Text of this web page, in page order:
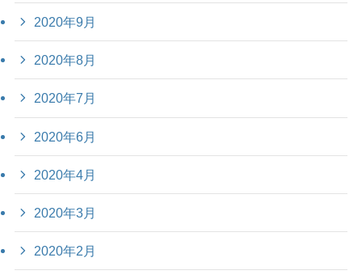
2020年9月
2020年8月
2020年7月
2020年6月
2020年4月
2020年3月
2020年2月